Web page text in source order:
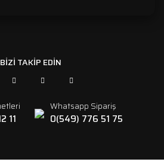
BİZİ TAKİP EDİN
11
Whatsapp Sipariş
0(549) 776 51 75